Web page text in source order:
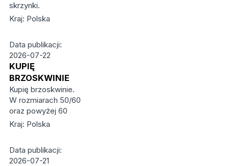
skrzynki.
Kraj: Polska
Data publikacji:
2026-07-22
KUPIĘ
BRZOSKWINIE
Kupię brzoskwinie.
W rozmiarach 50/60
oraz powyżej 60
Kraj: Polska
Data publikacji:
2026-07-21